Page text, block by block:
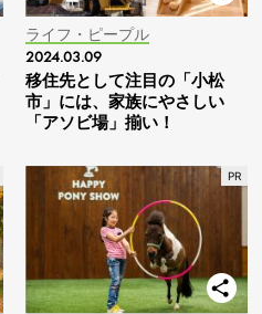
ライフ・ピープル
2024.03.09
移住先として注目の「小松
市」には、家族にやさしい
「アソビ場」揃い！